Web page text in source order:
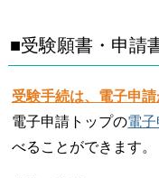
■受験願書・申請
受験手続は、電子申請
電子申請トップの電
べることができます。